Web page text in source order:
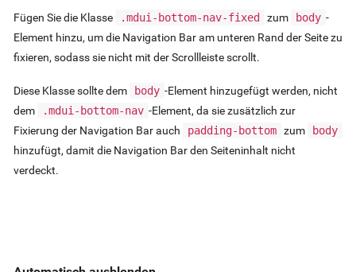
Fügen Sie die Klasse .mdui-bottom-nav-fixed zum body -
Element hinzu, um die Navigation Bar am unteren Rand der Seite zu
fixieren, sodass sie nicht mit der Scrollleiste scrollt.
Diese Klasse sollte dem body -Element hinzugefügt werden, nicht
dem
.mdui-bottom-nav -Element, da sie zusätzlich zur
Fixierung der Navigation Bar auch
padding-bottom zum
body
hinzufügt, damit die Navigation Bar den Seiteninhalt nicht
verdeckt.